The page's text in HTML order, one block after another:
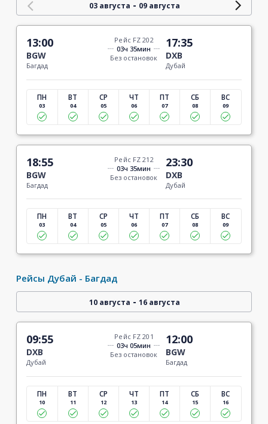
03 августа - 09 августа
13:00
BGW
Багдад
Рейс FZ 202
03ч 35мин
Без остановок
17:35
DXB
Дубай
ПН
03
ВТ
04
СР
05
ЧТ
06
ПТ
07
СБ
08
ВС
09
18:55
BGW
Багдад
Рейс FZ 212
03ч 35мин
Без остановок
23:30
DXB
Дубай
ПН
03
ВТ
04
СР
05
ЧТ
06
ПТ
07
СБ
08
ВС
09
Рейсы Дубай - Багдад
10 августа - 16 августа
09:55
DXB
Дубай
Рейс FZ 201
03ч 05мин
Без остановок
12:00
BGW
Багдад
ПН
10
ВТ
11
СР
12
ЧТ
13
ПТ
14
СБ
15
ВС
16